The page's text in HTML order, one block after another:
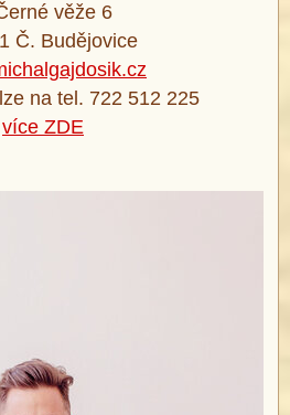
věže 6
Č. Budějovice
na tel. 722 512 225
více ZDE